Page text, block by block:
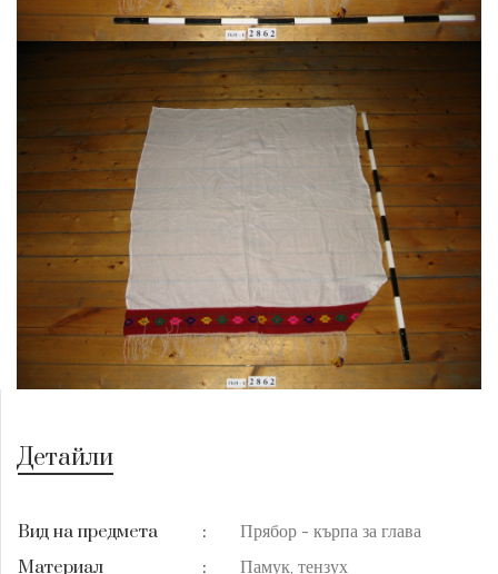
Детайли
Вид на предмета :
Прябор - кърпа за глава
Материал
:
Памук, тензух